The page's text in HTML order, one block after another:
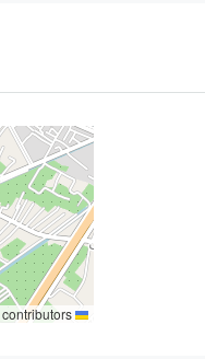
Leaflet
contributors